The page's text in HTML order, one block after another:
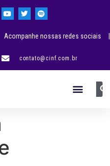
contato@cinf.com.br
Acompanhe nossas redes sociais |